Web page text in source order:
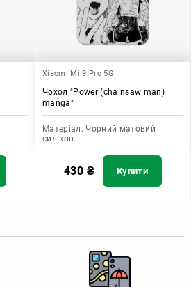
Xiaomi Mi 9 Pro 5G
Чохол "Power (chainsaw man)
manga"
Матеріал: Чорний матовий
силікон
430 ₴ Купити